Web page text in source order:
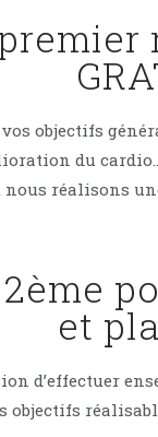
objectifs
du
nous réalisons
et
d’effectuer
objectifs